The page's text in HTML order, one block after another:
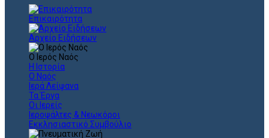
Επικαιρότητα
Αρχείο Ειδήσεων
Ο Ιερός Ναός
Η Ιστορία
Ο Ναός
Ιερά Λείψανα
Τα Έργα
Οι Ιερείς
Ιεροψάλτες & Νεωκόροι
Εκκλησιαστικό Συμβούλιο